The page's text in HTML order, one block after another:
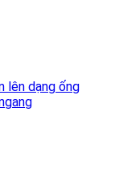
lên dạng ống